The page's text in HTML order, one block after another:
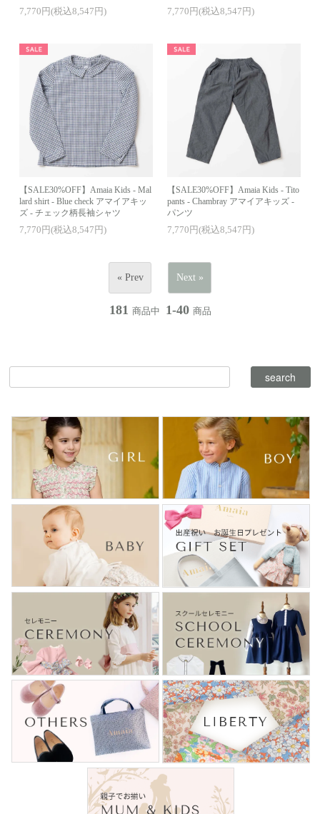
7,770円(税込8,547円) 7,770円(税込8,547円)
【SALE30%OFF】Amaia Kids - Mal
lard shirt - Blue check アマイアキッ
ズ - チェック柄長袖シャツ
7,770円(税込8,547円)
【SALE30%OFF】Amaia Kids - Tito
pants - Chambray アマイアキッズ -
パンツ
7,770円(税込8,547円)
« Prev Next »
181 商品中 1-40 商品